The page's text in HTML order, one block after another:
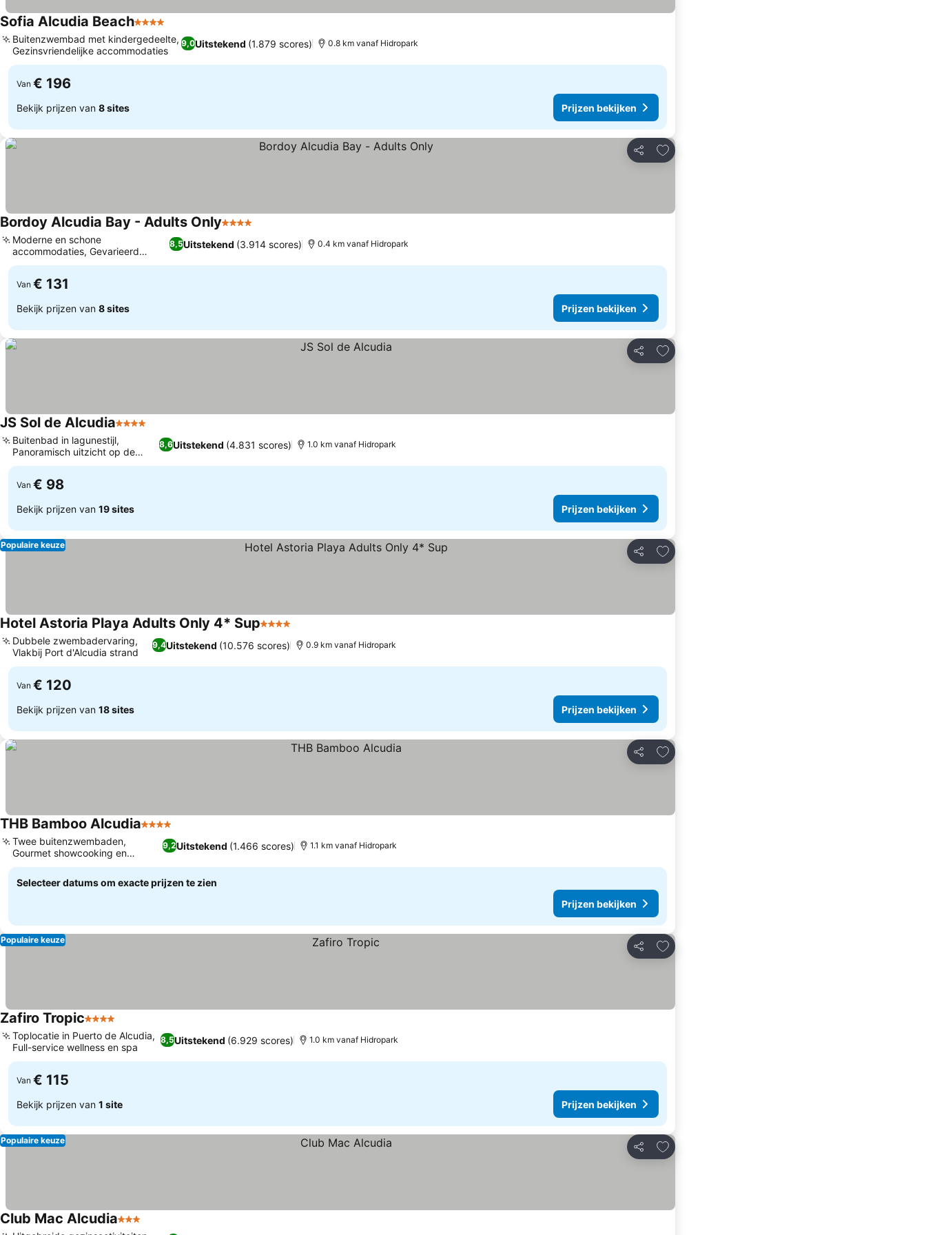
Sofia Alcudia Beach4 Sterren
9,0Uitstekend (1.879 scores)
Buitenzwembad met kindergedeelte,
Gezinsvriendelijke accommodaties
0.8 km vanaf Hidropark
Van € 196
Bekijk prijzen van 8 sites Prijzen bekijken
Delen
Toevoegen aan favorieten
Bordoy Alcudia Bay - Adults Only4 Sterren
8,5Uitstekend (3.914 scores)
Moderne en schone
accommodaties, Gevarieerd
buffetrestaurant
0.4 km vanaf Hidropark
Van € 131
Bekijk prijzen van 8 sites Prijzen bekijken
Delen
Toevoegen aan favorieten
JS Sol de Alcudia4 Sterren
8,6Uitstekend (4.831 scores)
Buitenbad in lagunestijl,
Panoramisch uitzicht op de
bergen
1.0 km vanaf Hidropark
Van € 98
Bekijk prijzen van 19 sites Prijzen bekijken
Delen
Toevoegen aan favorieten
Populaire keuze
Hotel Astoria Playa Adults Only 4* Sup4 Sterren
9,4Uitstekend (10.576 scores)
Dubbele zwembadervaring,
Vlakbij Port d'Alcudia strand
0.9 km vanaf Hidropark
Van € 120
Bekijk prijzen van 18 sites Prijzen bekijken
Delen
Toevoegen aan favorieten
THB Bamboo Alcudia4 Sterren
9,2Uitstekend (1.466 scores)
Twee buitenzwembaden,
Gourmet showcooking en
buffetten
1.1 km vanaf Hidropark
Selecteer datums om exacte prijzen te zien
Prijzen bekijken
Delen
Toevoegen aan favorieten
Populaire keuze
Zafiro Tropic4 Sterren
8,5Uitstekend (6.929 scores)
Toplocatie in Puerto de Alcudia,
Full-service wellness en spa
1.0 km vanaf Hidropark
Van € 115
Bekijk prijzen van 1 site Prijzen bekijken
Delen
Toevoegen aan favorieten
Populaire keuze
Club Mac Alcudia3 Sterren